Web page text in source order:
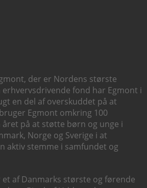
der er Nordens største
fond har Egmont i
en del af overskuddet på at
Egmont omkring 100
på at støtte børn og unge i
Norge og Sverige i at
aktiv stemme i samfundet og
af Danmarks største og førende